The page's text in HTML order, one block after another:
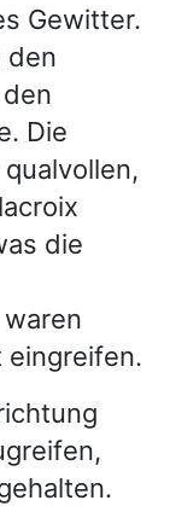
Gewitter.
den
Die
die